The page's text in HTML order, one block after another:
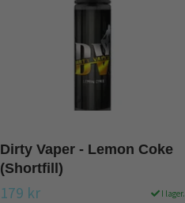
Dirty Vaper - Lemon Coke
(Shortfill)
179 kr I lager.